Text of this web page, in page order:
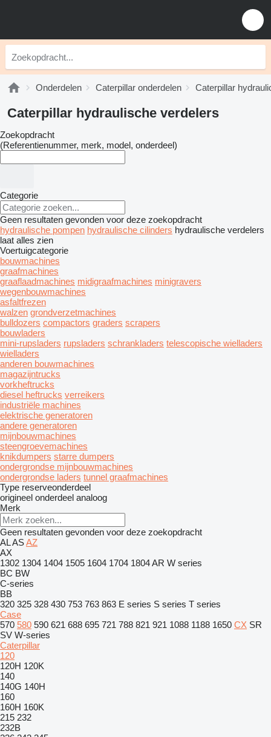
Onderdelen Caterpillar onderdelen Caterpillar
Caterpillar hydraulische verdelers
Zoekopdracht
(Referentienummer, merk, model, onderdeel)
Categorie
Geen resultaten gevonden voor deze zoekopdracht
hydraulische pompen hydraulische cilinders hydraulische verdelers
laat alles zien
Voertuigcategorie
bouwmachines
graafmachines
graaflaadmachines midigraafmachines minigravers
wegenbouwmachines
asfaltfrezen
walzen grondverzetmachines
bulldozers compactors graders scrapers
bouwladers
mini-rupsladers rupsladers schrankladers telescopische wielladers
wielladers
anderen bouwmachines
magazijntrucks
vorkheftrucks
diesel heftrucks verreikers
industriële machines
elektrische generatoren
andere generatoren
mijnbouwmachines
steengroevemachines
knikdumpers starre dumpers
ondergrondse mijnbouwmachines
ondergrondse laders tunnel graafmachines
Type reserveonderdeel
origineel onderdeel analoog
Merk
Geen resultaten gevonden voor deze zoekopdracht
ALASAZ
AX
1302 1304 1404 1505 1604 1704 1804AR W series
BC BW
C-series
BB
320 325 328 430 753 763 863 E series S series T series
Case
570 580 590 621 688 695 721 788 821 921 1088 1188 1650 CX SR
SV W-series
Caterpillar
120
120H 120K
140
140G 140H
160
160H 160K
215 232
232B